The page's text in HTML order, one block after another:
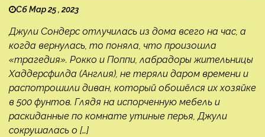
Сб Мар 25 , 2023
Джули Сондерс отлучилась из дома всего на час, а
когда вернулась, то поняла, что произошла
«трагедия». Рокко и Поппи, лабрадоры жительницы
Хаддерсфилда (Англия), не теряли даром времени и
распотрошили диван, который обошёлся их хозяйке
в 500 фунтов. Глядя на испорченную мебель и
раскиданные по комнате утиные перья, Джули
сокрушалась о […]